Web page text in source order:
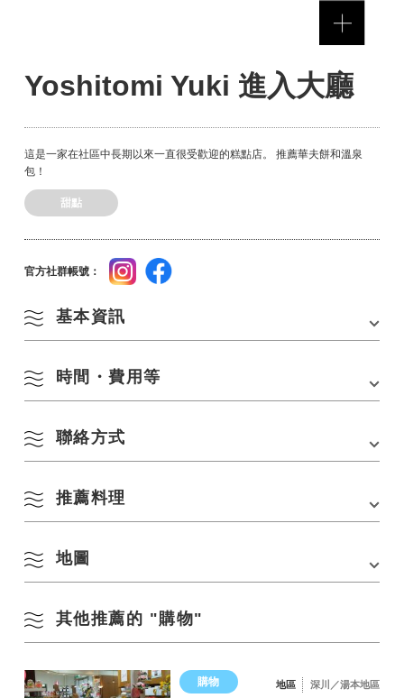
Yoshitomi Yuki 進入大廳
這是一家在社區中長期以來一直很受歡迎的糕點店。 推薦華夫餅和溫泉
包！
甜點
官方社群帳號：
基本資訊
地址 〒759-4103 山口縣長門市深川湯本1031-2
交通方式
停車場 4 個單位
停車費用
時間・費用等
營業時間聯絡方式
Yoshitomi Yuki 進入大廳
推薦料理
溫泉包子
※含稅價格
華夫餅紅豆卡士達
抹茶・巧克力（巧克力僅
地圖
其他推薦的 "購物"
購物 地區 深川／湯本地區